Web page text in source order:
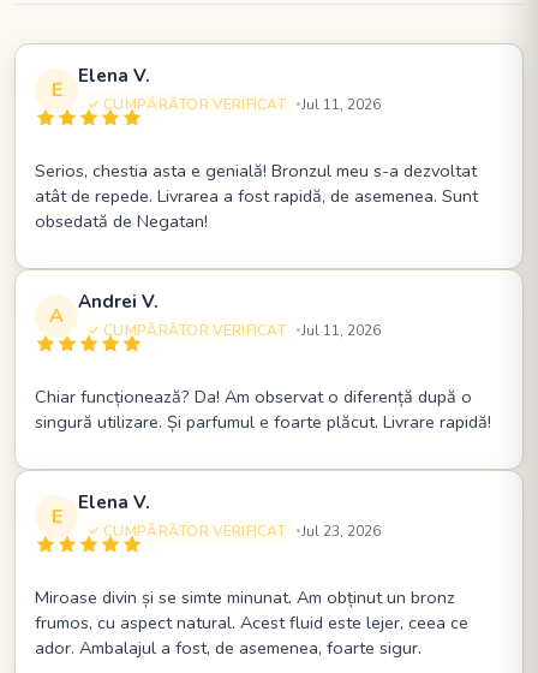
E
Elena V.
CUMPĂRĂTOR VERIFICAT •Jul 11, 2026
Serios, chestia asta e genială! Bronzul meu s-a dezvoltat
atât de repede. Livrarea a fost rapidă, de asemenea. Sunt
obsedată de Negatan!
A
Andrei V.
CUMPĂRĂTOR VERIFICAT •Jul 11, 2026
Chiar funcționează? Da! Am observat o diferență după o
singură utilizare. Și parfumul e foarte plăcut. Livrare rapidă!
E
Elena V.
CUMPĂRĂTOR VERIFICAT •Jul 23, 2026
Miroase divin și se simte minunat. Am obținut un bronz
frumos, cu aspect natural. Acest fluid este lejer, ceea ce
ador. Ambalajul a fost, de asemenea, foarte sigur.